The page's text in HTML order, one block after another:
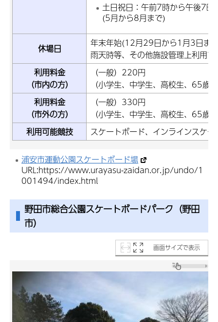
土日祝日：午前7時から午後7時
(5月から8月まで)
休場日
年末年始(12月29日から1月3日ま
雨天時等、その他施設管理上利用で
利用料金
（市内の方）
（一般）220円
（小学生、中学生、高校生、65歳
利用料金
（市外の方）
（一般）330円
（小学生、中学生、高校生、65歳
利用可能競技
スケートボード、インラインスケ
浦安市運動公園スケートボード場
URL:https://www.urayasu-zaidan.or.jp/undo/1
001494/index.html
野田市総合公園スケートボードパーク（野田
市）
画面サイズで表示